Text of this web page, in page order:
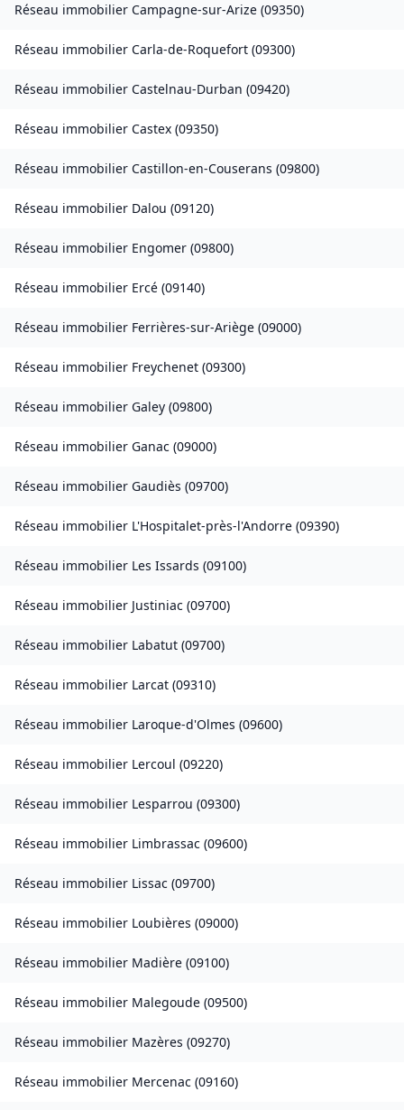
Réseau immobilier Campagne-sur-Arize (09350)
Réseau immobilier Carla-de-Roquefort (09300)
Réseau immobilier Castelnau-Durban (09420)
Réseau immobilier Castex (09350)
Réseau immobilier Castillon-en-Couserans (09800)
Réseau immobilier Dalou (09120)
Réseau immobilier Engomer (09800)
Réseau immobilier Ercé (09140)
Réseau immobilier Ferrières-sur-Ariège (09000)
Réseau immobilier Freychenet (09300)
Réseau immobilier Galey (09800)
Réseau immobilier Ganac (09000)
Réseau immobilier Gaudiès (09700)
Réseau immobilier L'Hospitalet-près-l'Andorre (09390)
Réseau immobilier Les Issards (09100)
Réseau immobilier Justiniac (09700)
Réseau immobilier Labatut (09700)
Réseau immobilier Larcat (09310)
Réseau immobilier Laroque-d'Olmes (09600)
Réseau immobilier Lercoul (09220)
Réseau immobilier Lesparrou (09300)
Réseau immobilier Limbrassac (09600)
Réseau immobilier Lissac (09700)
Réseau immobilier Loubières (09000)
Réseau immobilier Madière (09100)
Réseau immobilier Malegoude (09500)
Réseau immobilier Mazères (09270)
Réseau immobilier Mercenac (09160)